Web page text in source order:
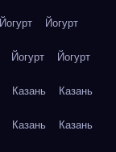
Йогурт Йогурт
Йогурт Йогурт
Казань Казань
Казань Казань